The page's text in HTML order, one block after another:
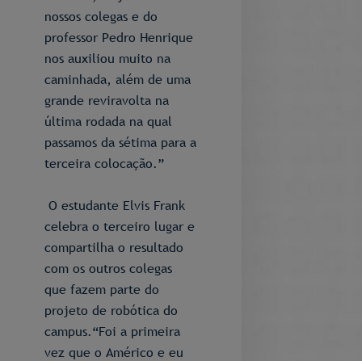
nossos colegas e do
professor Pedro Henrique
nos auxiliou muito na
caminhada, além de uma
grande reviravolta na
última rodada na qual
passamos da sétima para a
terceira colocação.”
O estudante Elvis Frank
celebra o terceiro lugar e
compartilha o resultado
com os outros colegas
que fazem parte do
projeto de robótica do
campus.“Foi a primeira
vez que o Américo e eu